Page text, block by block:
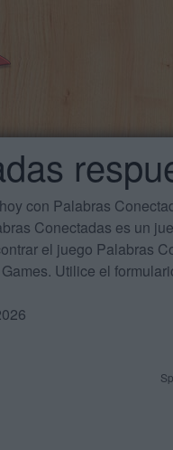
con Palabras
Conectadas es un
el juego Palabras
Utilice el